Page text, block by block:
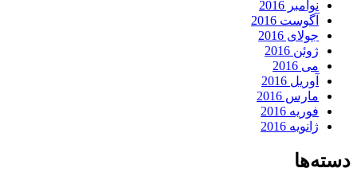
نوامبر 2016
آگوست 2016
جولای 2016
ژوئن 2016
می 2016
آوریل 2016
مارس 2016
فوریه 2016
ژانویه 2016
دسته‌ها